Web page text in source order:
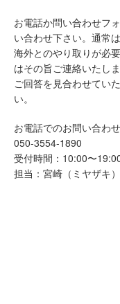
お電話か問い合わせフ
い合わせ下さい。通常
海外とのやり取りが必
はその旨ご連絡いたし
ご回答を見合わせてい
い。
お電話でのお問い合わせ
050-3554-1890
受付時間：10:00〜
担当：宮崎（ミヤザキ）